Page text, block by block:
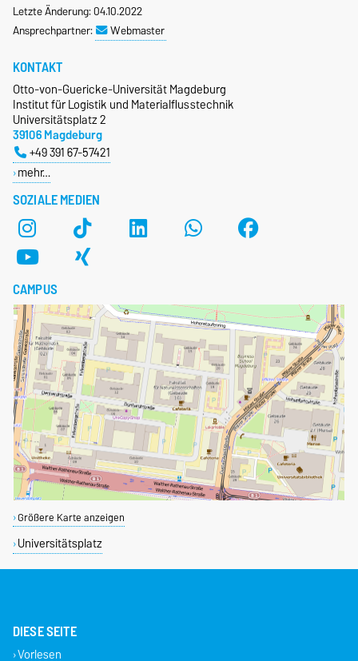
Letzte Änderung: 04.10.2022
Ansprechpartner:
Webmaster
SOZIALE MEDIEN
KONTAKT
Otto-von-Guericke-Universität Magdeburg
Institut für Logistik und Materialflusstechnik
Universitätsplatz 2
39106 Magdeburg
+49 391 67-57421
mehr…
CAMPUS
Größere Karte anzeigen
Universitätsplatz
DIESE SEITE
Vorlesen